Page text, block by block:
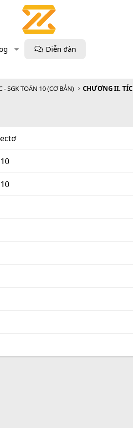
Diễn đàn
SGK TOÁN 10 (CƠ BẢN)